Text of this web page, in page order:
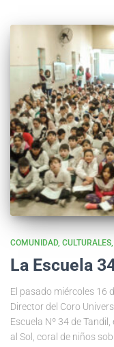
COMUNIDAD CULTURALES
La Escuela
El pasado miércoles 16
Director del Coro
Escuela Nº 34 de
al Sol, coral de niños